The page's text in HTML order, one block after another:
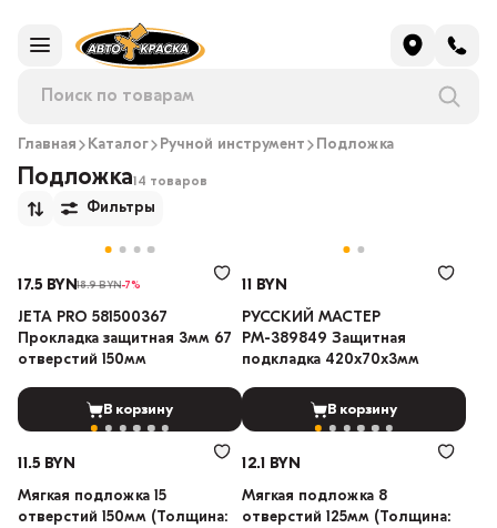
Главная Каталог Ручной инструмент Подложка
Подложка 14 товаров
Фильтры
17.5 BYN18.9 BYN-7%
JETA PRO 581500367
Прокладка защитная 3мм 67
отверстий 150мм
В корзину
11 BYN
РУССКИЙ МАСТЕР
РМ-389849 Защитная
подкладка 420х70х3мм
В корзину
11.5 BYN
Мягкая подложка 15
отверстий 150мм (Толщина:
12.1 BYN
Мягкая подложка 8
отверстий 125мм (Толщина: